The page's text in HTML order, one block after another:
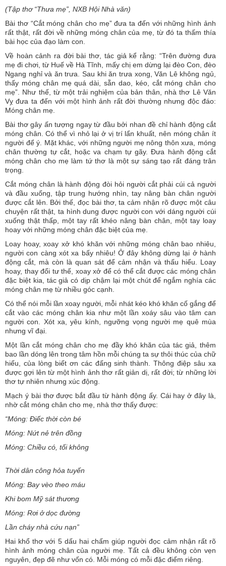
(Tập thơ “Thưa mẹ”, NXB Hội Nhà văn)
Bài thơ “Cắt móng chân cho mẹ” đưa ta đến với những hình ảnh
rất thật, rất đời về những móng chân của mẹ, từ đó ta thấm thía
bài học của đạo làm con.
Về hoàn cảnh ra đời bài thơ, tác giả kể rằng: “Trên đường đưa
mẹ đi chơi, từ Huế về Hà Tĩnh, mấy chị em dừng lại đèo Con, đèo
Ngang nghỉ và ăn trưa. Sau khi ăn trưa xong, Văn Lê không ngủ,
thấy móng chân mẹ quá dài, sẵn dao, kéo, cắt móng chân cho
mẹ”. Như thế, từ một trải nghiệm của bản thân, nhà thơ Lê Văn
Vỵ đưa ta đến với một hình ảnh rất đời thường nhưng độc đáo:
Móng chân mẹ.
Bài thơ gây ấn tượng ngay từ đầu bởi nhan đề chỉ hành động cắt
móng chân. Có thể vì nhỏ lại ở vị trí lẩn khuất, nên móng chân ít
người để ý. Mặt khác, với những người mẹ nông thôn xưa, móng
chân thường tự cắt, hoặc va chạm tự gãy. Đưa hành động cắt
móng chân cho mẹ làm tứ thơ là một sự sáng tạo rất đáng trân
trọng.
Cắt móng chân là hành động đòi hỏi người cắt phải cúi cả người
và đầu xuống, tập trung hướng nhìn, tay nâng bàn chân người
được cắt lên. Bởi thế, đọc bài thơ, ta cảm nhận rõ được một câu
chuyện rất thật, ta hình dung được người con với dáng người cúi
xuống thật thấp, một tay rất khéo nâng bàn chân, một tay loay
hoay với những móng chân đặc biệt của mẹ.
Loay hoay, xoay xở khó khăn với những móng chân bao nhiêu,
người con càng xót xa bấy nhiêu! Ở đây không dừng lại ở hành
động cắt, mà còn là quan sát để cảm nhận và thấu hiểu. Loay
hoay, thay đổi tư thế, xoay xở để có thể cắt được các móng chân
đặc biệt kia, tác giả có dịp chậm lại một chút để ngắm nghía các
móng chân mẹ từ nhiều góc cạnh.
Có thể nói mỗi lần xoay người, mỗi nhát kéo khó khăn cố gắng để
cắt vào các móng chân kia như một lần xoáy sâu vào tâm can
người con. Xót xa, yêu kính, ngưỡng vọng người mẹ quê mùa
nhưng vĩ đại.
Một lần cắt móng chân cho mẹ đầy khó khăn của tác giả, thêm
bao lần dóng lên trong tâm hồn mỗi chúng ta sự thôi thúc của chữ
hiếu, của lòng biết ơn các đấng sinh thành. Thông điệp sâu xa
được gợi lên từ một hình ảnh thơ rất giản dị, rất đời; từ những lời
thơ tự nhiên nhưng xúc động.
Mạch ý bài thơ được bắt đầu từ hành động ấy. Cái hay ở đây là,
nhờ cắt móng chân cho mẹ, nhà thơ thấy được:
“Móng: Điếc thời còn bé
Móng: Nứt nẻ trên đồng
Móng: Chiều có, tối không
Thời dân công hỏa tuyến
Móng: Bay vèo theo máu
Khi bom Mỹ sát thương
Móng: Rơi ở dọc đường
Lần cháy nhà cứu nạn”
Hai khổ thơ với 5 dấu hai chấm giúp người đọc cảm nhận rất rõ
hình ảnh móng chân của người mẹ. Tất cả đều không còn vẹn
nguyên, đẹp đẽ như vốn có. Mỗi móng có mỗi đặc điểm riêng.